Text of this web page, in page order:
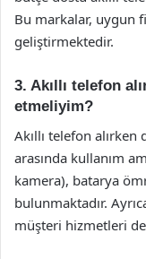
Bu markalar, uygun
geliştirmektedir.
3. Akıllı telefon
etmeliyim?
Akıllı telefon
arasında kullanım
kamera), batarya
bulunmaktadır.
müşteri hizmetleri